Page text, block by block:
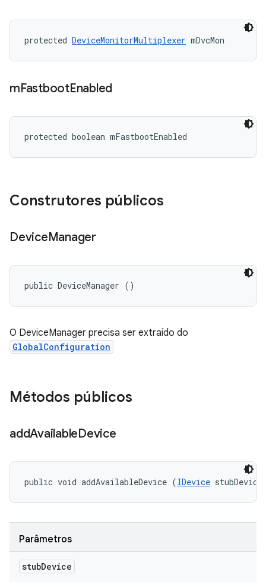
protected DeviceMonitorMultiplexer mDvcMon
mFastbootEnabled
protected boolean mFastbootEnabled
Construtores públicos
DeviceManager
public DeviceManager ()
O DeviceManager precisa ser extraído do
GlobalConfiguration
Métodos públicos
addAvailableDevice
public void addAvailableDevice (IDevice
Parâmetros
stubDevice